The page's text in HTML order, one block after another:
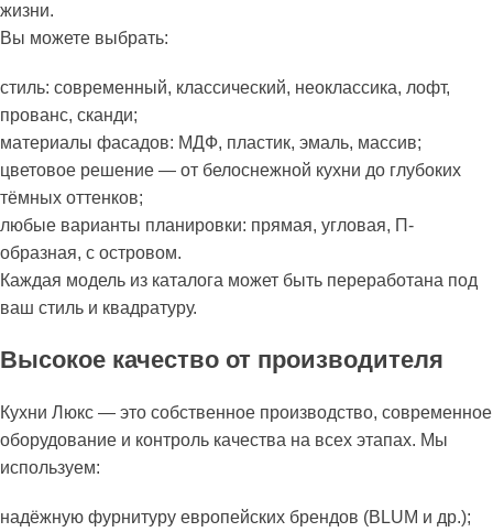
жизни.
Вы можете выбрать:
стиль: современный, классический, неоклассика, лофт,
прованс, сканди;
материалы фасадов: МДФ, пластик, эмаль, массив;
цветовое решение — от белоснежной кухни до глубоких
тёмных оттенков;
любые варианты планировки: прямая, угловая, П-
образная, с островом.
Каждая модель из каталога может быть переработана под
ваш стиль и квадратуру.
Высокое качество от производителя
Кухни Люкс — это собственное производство, современное
оборудование и контроль качества на всех этапах. Мы
используем:
надёжную фурнитуру европейских брендов (BLUM и др.);